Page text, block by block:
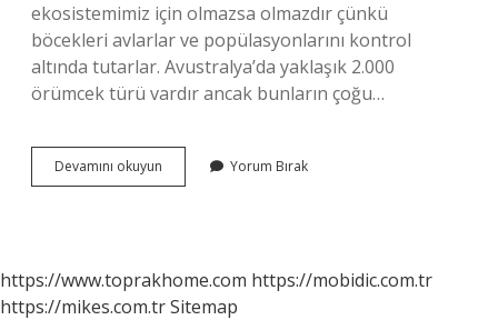
ekosistemimiz için olmazsa olmazdır çünkü
böcekleri avlarlar ve popülasyonlarını kontrol
altında tutarlar. Avustralya’da yaklaşık 2.000
örümcek türü vardır ancak bunların çoğu…
Devamını okuyun Örümcekler
Olmasaydı
Yorum Bırak
https://www.toprakhome.com https://mobidic.com.tr
https://mikes.com.trSitemap